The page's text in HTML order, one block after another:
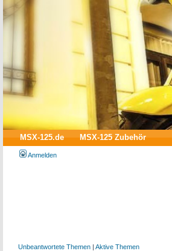
MSX-125.de MSX-125 Zubehör
Anmelden
Unbeantwortete Themen | Aktive Themen